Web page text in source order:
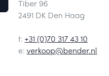
Tiber 96
2491 DK Den Haag
t: +31 (0)70 317 43 10
e: verkoop@bender.nl